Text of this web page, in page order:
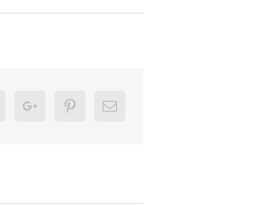
Google+ PinterestEmail